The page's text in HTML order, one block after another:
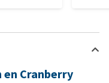
en Cranberry